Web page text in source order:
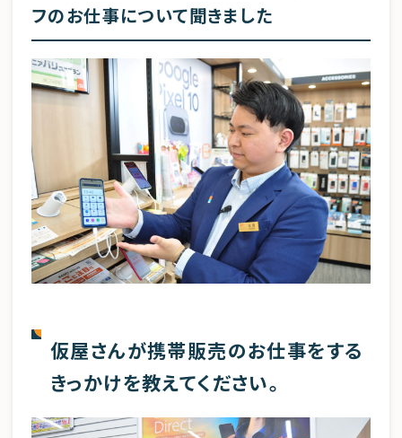
フのお仕事について聞きました
仮屋さんが携帯販売のお仕事をする
きっかけを教えてください。